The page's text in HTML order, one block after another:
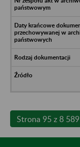
Strona 95 z 8 589